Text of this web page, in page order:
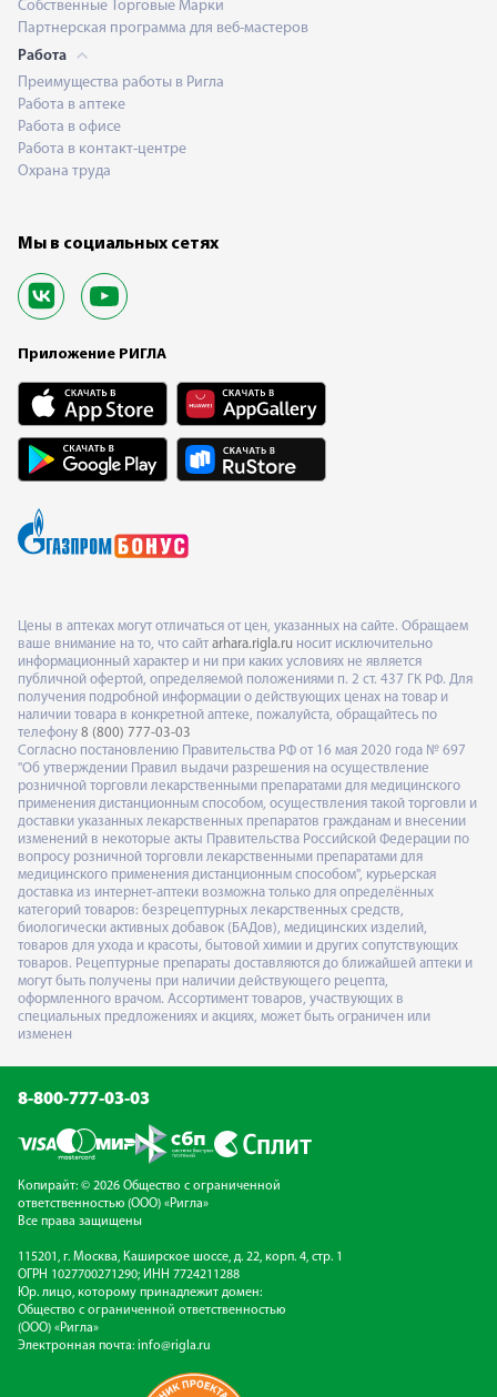
Собственные Торговые Марки
Партнерская программа для веб-мастеров
Работа
Преимущества работы в Ригла
Работа в аптеке
Работа в офисе
Работа в контакт-центре
Охрана труда
Мы в социальных сетях
Приложение РИГЛА
Цены в аптеках могут отличаться от цен, указанных на сайте. Обращаем
ваше внимание на то, что сайт arhara.rigla.ru носит исключительно
информационный характер и ни при каких условиях не является
публичной офертой, определяемой положениями п. 2 ст. 437 ГК РФ. Для
получения подробной информации о действующих ценах на товар и
наличии товара в конкретной аптеке, пожалуйста, обращайтесь по
телефону 8 (800) 777-03-03
Согласно постановлению Правительства РФ от 16 мая 2020 года № 697
"Об утверждении Правил выдачи разрешения на осуществление
розничной торговли лекарственными препаратами для медицинского
применения дистанционным способом, осуществления такой торговли и
доставки указанных лекарственных препаратов гражданам и внесении
изменений в некоторые акты Правительства Российской Федерации по
вопросу розничной торговли лекарственными препаратами для
медицинского применения дистанционным способом", курьерская
доставка из интернет-аптеки возможна только для определённых
категорий товаров: безрецептурных лекарственных средств,
биологически активных добавок (БАДов), медицинских изделий,
товаров для ухода и красоты, бытовой химии и других сопутствующих
товаров. Рецептурные препараты доставляются до ближайшей аптеки и
могут быть получены при наличии действующего рецепта,
оформленного врачом. Ассортимент товаров, участвующих в
специальных предложениях и акциях, может быть ограничен или
изменен
8-800-777-03-03
Копирайт: © 2026 Общество с ограниченной
ответственностью (ООО) «Ригла»
Все права защищены
115201, г. Москва, Каширское шоссе, д. 22, корп. 4, стр. 1
ОГРН 1027700271290; ИНН 7724211288
Юр. лицо, которому принадлежит домен:
Общество с ограниченной ответственностью
(ООО) «Ригла»
Электронная почта: info@rigla.ru